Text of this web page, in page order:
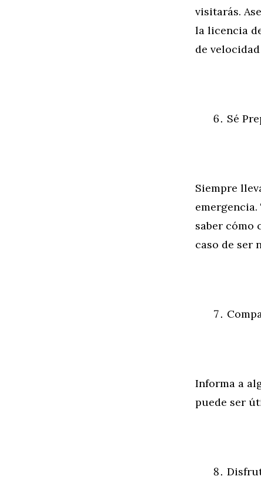
visitarás.
la licencia
de
Sé
Siempre
saber cómo
caso de ser
Informa a
puede ser